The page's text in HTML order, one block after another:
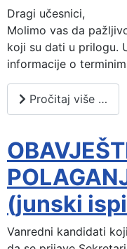
Dragi učesnici,
Molimo vas da
koji su dati u prilogu.
informacije o
Pročitaj više …
(junski
Vanredni kandidati